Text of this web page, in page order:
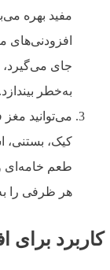
مفید بهره
افزودنی‌های
جای می‌گیرد،
به‌خطر بیندازد.
می‌توانید مغز
کیک، بستنی،
طعم خامه‌ای
هر ظرفی را
کاربرد برای